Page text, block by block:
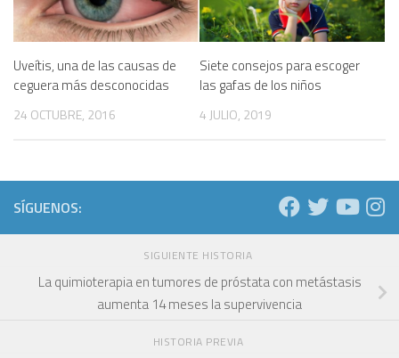
Uveítis, una de las causas de
ceguera más desconocidas
24 OCTUBRE, 2016
Siete consejos para escoger
las gafas de los niños
4 JULIO, 2019
SÍGUENOS:
SIGUIENTE HISTORIA
La quimioterapia en tumores de próstata con metástasis
aumenta 14 meses la supervivencia
HISTORIA PREVIA